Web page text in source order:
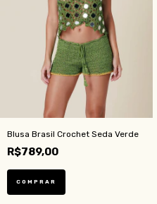
Blusa Brasil Crochet Seda Verde
R$789,00
COMPRAR